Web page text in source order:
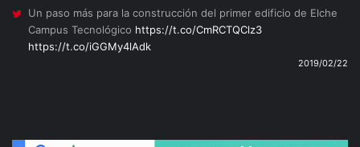
Un paso más para la construcción del primer edificio de Elche
Campus Tecnológico https://t.co/CmRCTQClz3
https://t.co/iGGMy4lAdk
2019/02/22